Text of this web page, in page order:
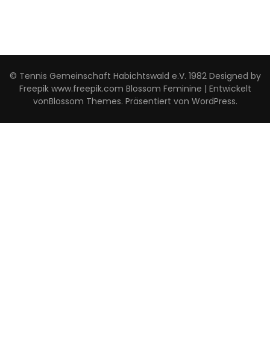
© Tennis Gemeinschaft Habichtswald e.V. 1982 Designed by
Freepik www.freepik.com Blossom Feminine | Entwickelt
vonBlossom Themes. Präsentiert von WordPress.